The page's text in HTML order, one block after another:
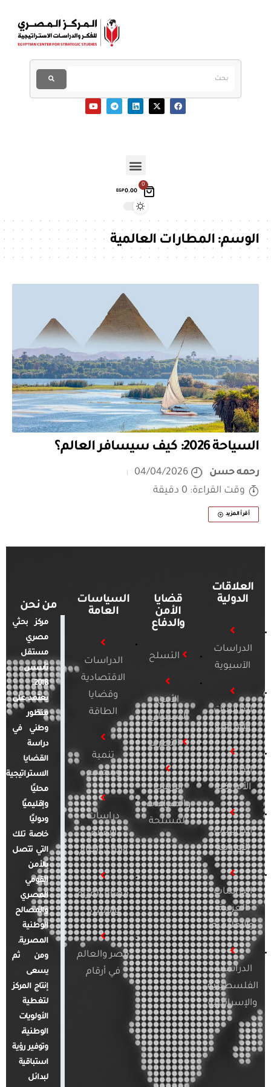
0
EGP0.00
الوسم:المطارات العالمية
السياحة 2026: كيف سيسافر العالم؟
رحمه حسن
04/04/2026
وقت القراءة: 0 دقيقة
أقرأ المزيد
العلاقات
الدولية
الدراسات
الآسيوية
الدراسات
الأفريقية
الدراسات
الأمريكية
الدراسات
الأوروبية
الدراسات
العربية
والإقليمية
الدراسات
الفلسطينية
والإسرائيلية
قضايا
الأمن
والدفاع
التسلح
الأمن
السيبراني
التطرف
الإرهاب
والصراعات
المسلحة
السياسات
العامة
الدراسات
الاقتصادية
وقضايا
الطاقة
تنمية
ومجتمع
دراسات
الإعلام
والرأي العام
قضايا المرأة
والأسرة
مصر والعالم
في أرقام
من نحن
مركز بحثي
مصري
مستقل
تأسس
2018.
يعتمد على
منظور
وطني في
دراسة
القضايا
الاستراتيجية
محليًا
وإقليميًا
ودوليًا
خاصة تلك
التي تتصل
بالأمن
القومي
المصري
والمصالح
الوطنية
المصرية.
ومن ثم
يسعى
إنتاج المركز
لتغطية
الأولويات
الوطنية،
وتوفير رؤية
استباقية
لبدائل